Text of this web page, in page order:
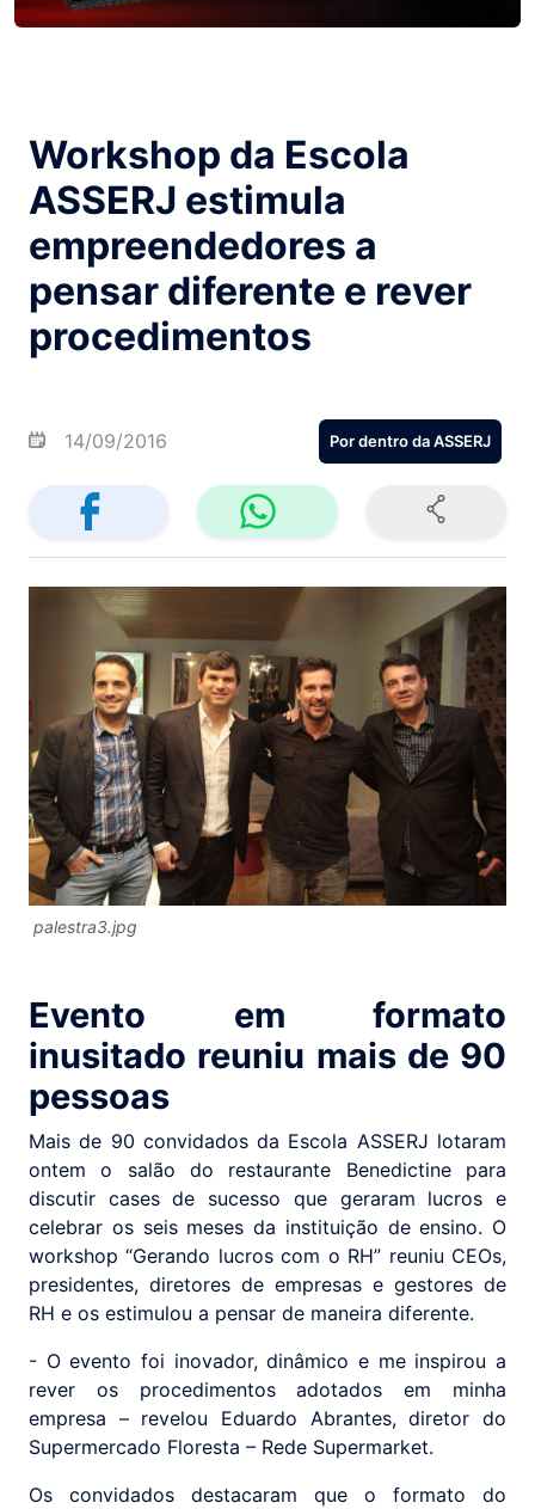
Workshop da Escola
ASSERJ estimula
empreendedores a
pensar diferente e rever
procedimentos
14/09/2016 Por dentro da ASSERJ
palestra3.jpg
Evento em formato
inusitado reuniu mais de 90
pessoas
Mais de 90 convidados da Escola ASSERJ lotaram
ontem o salão do restaurante Benedictine para
discutir cases de sucesso que geraram lucros e
celebrar os seis meses da instituição de ensino. O
workshop “Gerando lucros com o RH” reuniu CEOs,
presidentes, diretores de empresas e gestores de
RH e os estimulou a pensar de maneira diferente.
- O evento foi inovador, dinâmico e me inspirou a
rever os procedimentos adotados em minha
empresa – revelou Eduardo Abrantes, diretor do
Supermercado Floresta – Rede Supermarket.
Os convidados destacaram que o formato do